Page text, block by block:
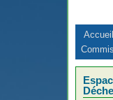
Accueil